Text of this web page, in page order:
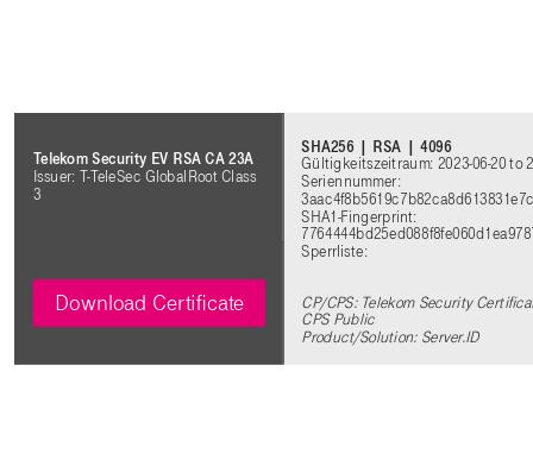
Telekom Security EV RSA CA 23A
Issuer: T-TeleSec GlobalRoot Class
3
SHA256 | RSA | 4096
Gültigkeitszeitraum: 2023-06-20 to
Seriennummer:
SHA1-Fingerprint:
Sperrliste:
CP/CPS: Telekom Security
CPS Public
Product/Solution: Server.ID
Download Certificate